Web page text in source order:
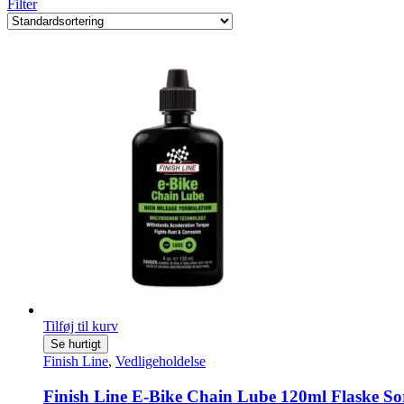
Filter
Tilføj til kurv
Se hurtigt
Finish Line, Vedligeholdelse
Finish Line E-Bike Chain Lube 120ml Flaske